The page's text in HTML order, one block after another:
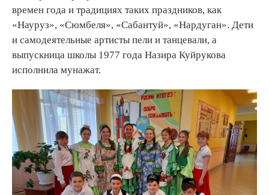
времен года и традициях таких праздников, как
«Науруз», «Сюмбеля», «Сабантуй», «Нардуган». Дети
и самодеятельные артисты пели и танцевали, а
выпускница школы 1977 года Назира Куйрукова
исполнила мунажат.